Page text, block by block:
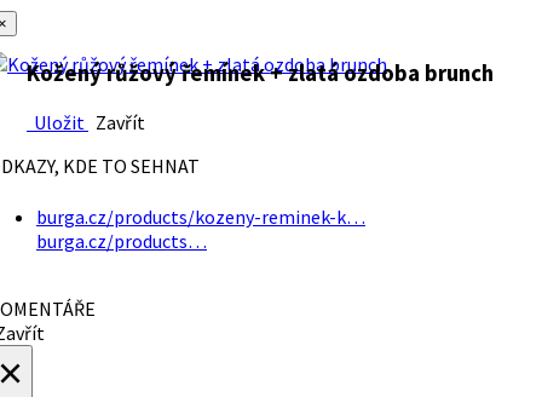
Kožený růžový řemínek + zlatá ozdoba brunch
Uložit Zavřít
KDE TO SEHNAT
burga.cz/products/kozeny-reminek-k…
burga.cz/products…